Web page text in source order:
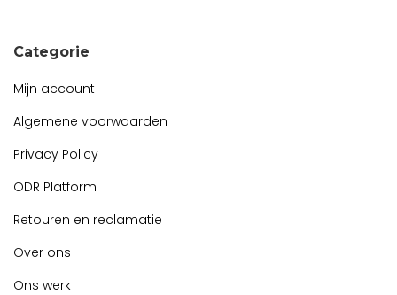
Categorie
Mijn account
Algemene voorwaarden
Privacy Policy
ODR Platform
Retouren en reclamatie
Over ons
Ons werk